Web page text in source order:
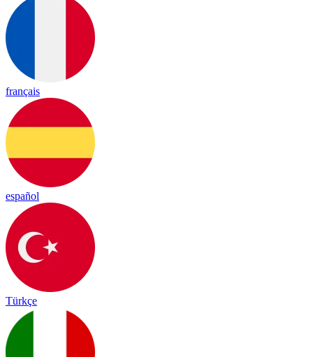
français
español
Türkçe